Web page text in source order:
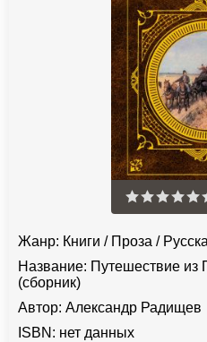
Жанр: Книги / Проза /
Название: Путешествие из
(сборник)
Автор: Александр Радищев
ISBN: нет данных